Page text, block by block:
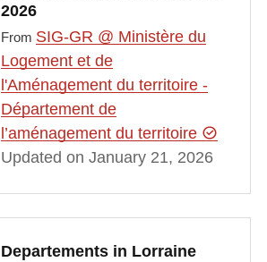
2026
From SIG-GR @ Ministère du
Logement et de
l'Aménagement du territoire -
Département de
l’aménagement du territoire
Updated on January 21, 2026
Departements in Lorraine